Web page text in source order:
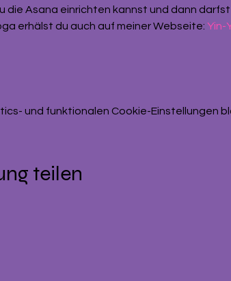
die Asana einrichten kannst und dann darfst
erhälst du auch auf meiner Webseite: Yin-
und funktionalen Cookie-Einstellungen
teilen